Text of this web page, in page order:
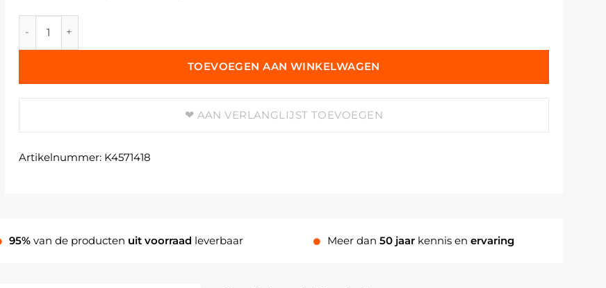
TOEVOEGEN AAN WINKELWAGEN
AAN VERLANGLIJST TOEVOEGEN
Artikelnummer: K4571418
95%van de producten uit voorraad leverbaar Meer dan 50 jaarkennis en ervaring